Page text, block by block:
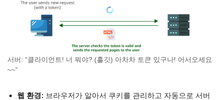
서버: “클라이언트! 너 뭐야? (흘깃) 아차차 토큰 있구나! 어서오세요
~~”
웹 환경: 브라우저가 알아서 쿠키를 관리하고 자동으로 서버